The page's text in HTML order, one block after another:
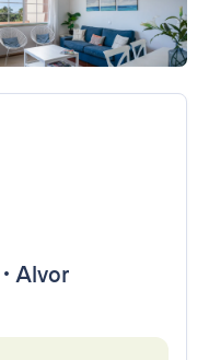
• Alvor